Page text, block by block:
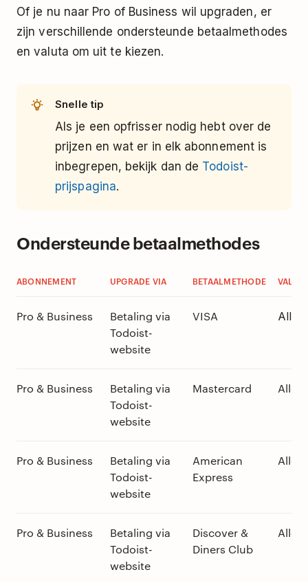
Of je nu naar Pro of Business wil upgraden, er
zijn verschillende ondersteunde betaalmethodes
en valuta om uit te kiezen.
Snelle tip
Als je een opfrisser nodig hebt over de
prijzen en wat er in elk abonnement is
inbegrepen, bekijk dan de Todoist-
prijspagina.
Ondersteunde betaalmethodes
ABONNEMENT UPGRADE VIA BETAALMETHODE
Pro & Business
Betaling via
Todoist-
website
VISA Alle
Pro & Business
Betaling via
Todoist-
website
Mastercard Alle
Pro & Business
Betaling via
Todoist-
website
American
Express
Alle
Pro & Business
Betaling via
Todoist-
website
Discover &
Diners Club
Alle